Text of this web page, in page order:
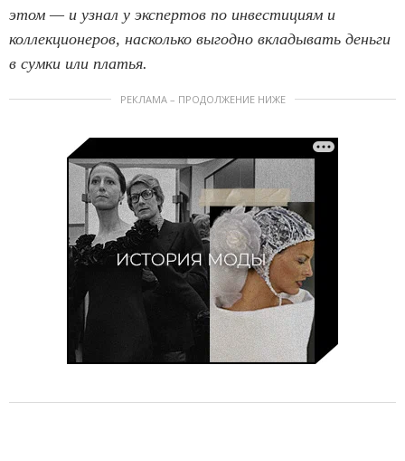
этом — и узнал у экспертов по инвестициям и
коллекционеров, насколько выгодно вкладывать деньги
в сумки или платья.
РЕКЛАМА – ПРОДОЛЖЕНИЕ НИЖЕ